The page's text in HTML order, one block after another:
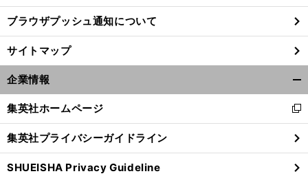
ブラウザプッシュ通知について
サイトマップ
企業情報
閉
る
集英社ホームページ
新
し
い
ウ
ィ
集英社プライバシーガイドライン
SHUEISHA Privacy Guideline